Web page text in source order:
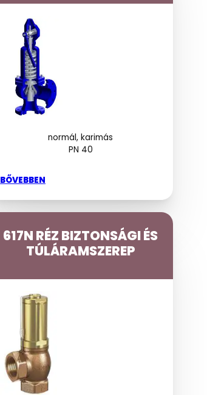
normál, karimás
PN 40
BŐVEBBEN
617N RÉZ BIZTONSÁGI ÉS
TÚLÁRAMSZEREP